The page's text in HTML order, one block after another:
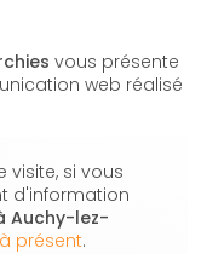
vous présente
web réalisé
si vous
d'information
Auchy-lez-
présent.